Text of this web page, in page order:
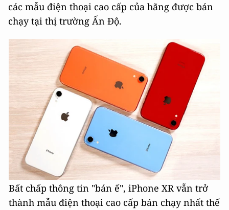
các mẫu điện thoại cao cấp của hãng được bán
chạy tại thị trường Ấn Độ.
Bất chấp thông tin "bán ế", iPhone XR vẫn trở
thành mẫu điện thoại cao cấp bán chạy nhất thế